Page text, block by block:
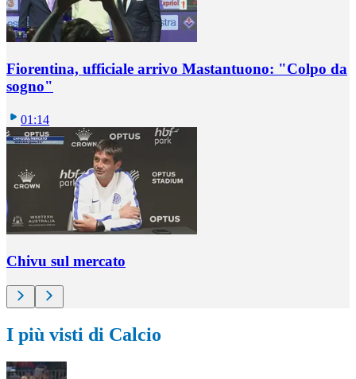
Fiorentina, ufficiale arrivo Mastantuono: "Colpo da
sogno"
01:14
Chivu sul mercato
I più visti di Calcio